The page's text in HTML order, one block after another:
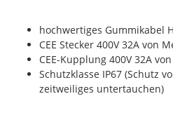
hochwertiges Gummikabel
CEE Stecker 400V 32A von
CEE-Kupplung 400V 32A
Schutzklasse IP67 (Schutz
zeitweiliges untertauchen)